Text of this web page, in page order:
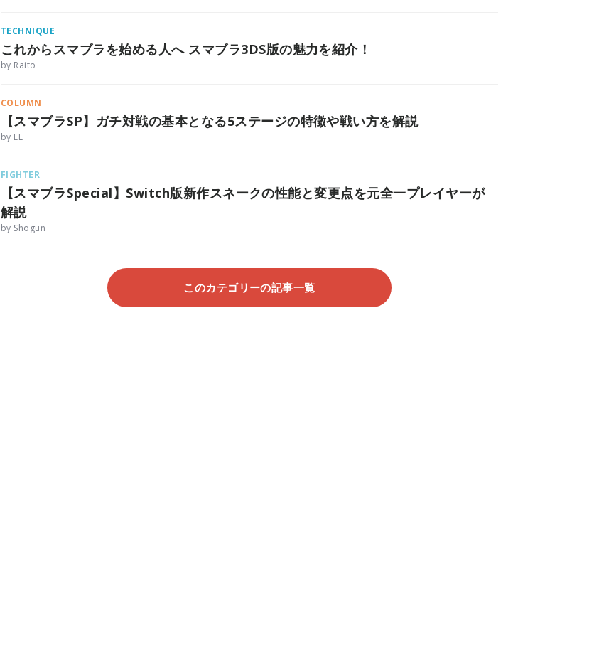
TECHNIQUE
これからスマブラを始める人へ スマブラ3DS版の魅力を紹介！
by Raito
COLUMN
【スマブラSP】ガチ対戦の基本となる5ステージの特徴や戦い方を解説
by EL
FIGHTER
【スマブラSpecial】Switch版新作スネークの性能と変更点を元全一プレイヤーが
解説
by Shogun
このカテゴリーの記事一覧